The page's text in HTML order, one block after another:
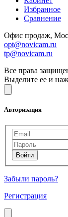
Избранное
Сравнение
Офис продаж,
opt@novicam.ru
tp@novicam.ru
Все права
Выделите ее и
Авторизация
Забыли пароль?
Регистрация